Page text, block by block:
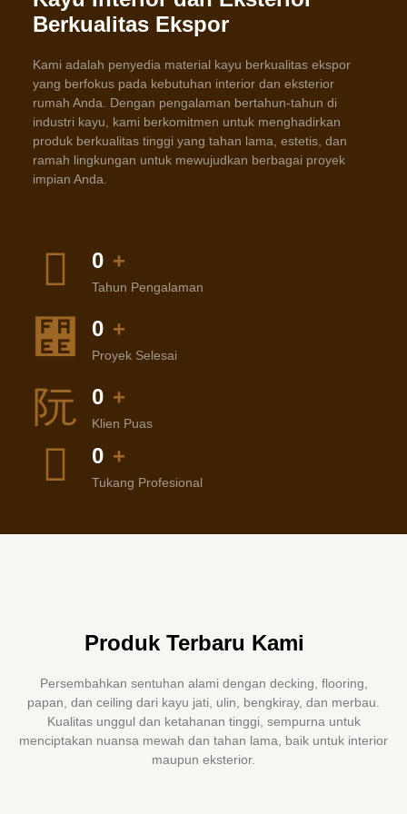
Berkualitas Ekspor
Kami adalah penyedia material kayu berkualitas ekspor
yang berfokus pada kebutuhan interior dan eksterior
rumah Anda. Dengan pengalaman bertahun-tahun di
industri kayu, kami berkomitmen untuk menghadirkan
produk berkualitas tinggi yang tahan lama, estetis, dan
ramah lingkungan untuk mewujudkan berbagai proyek
impian Anda.
0 +
Tahun Pengalaman
0 +
Proyek Selesai
0 +
Klien Puas
0 +
Tukang Profesional
Produk Terbaru Kami
Persembahkan sentuhan alami dengan decking, flooring,
papan, dan ceiling dari kayu jati, ulin, bengkiray, dan merbau.
Kualitas unggul dan ketahanan tinggi, sempurna untuk
menciptakan nuansa mewah dan tahan lama, baik untuk interior
maupun eksterior.